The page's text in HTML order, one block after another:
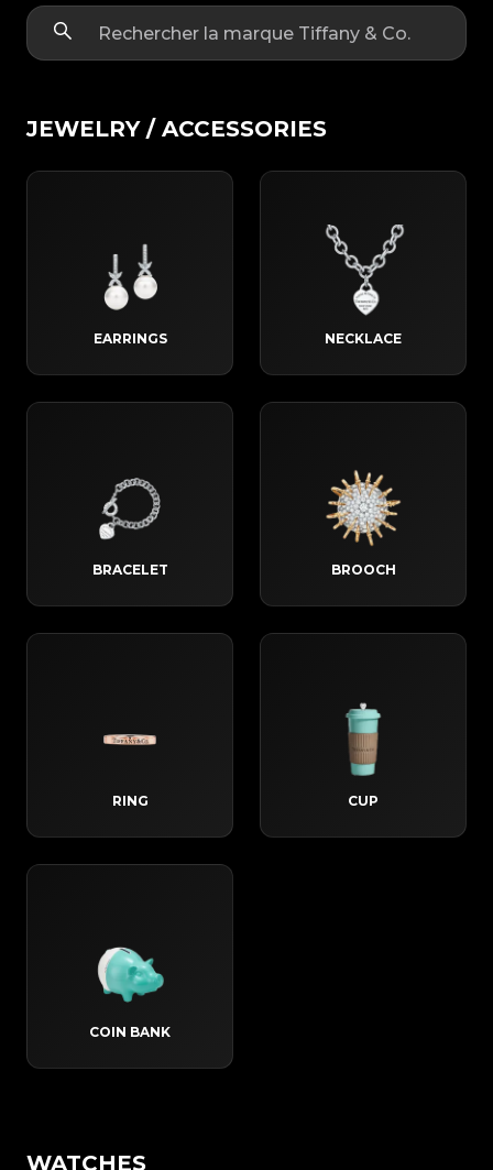
JEWELRY / ACCESSORIES
EARRINGS NECKLACE
BRACELET BROOCH
RING CUP
COIN BANK
WATCHES